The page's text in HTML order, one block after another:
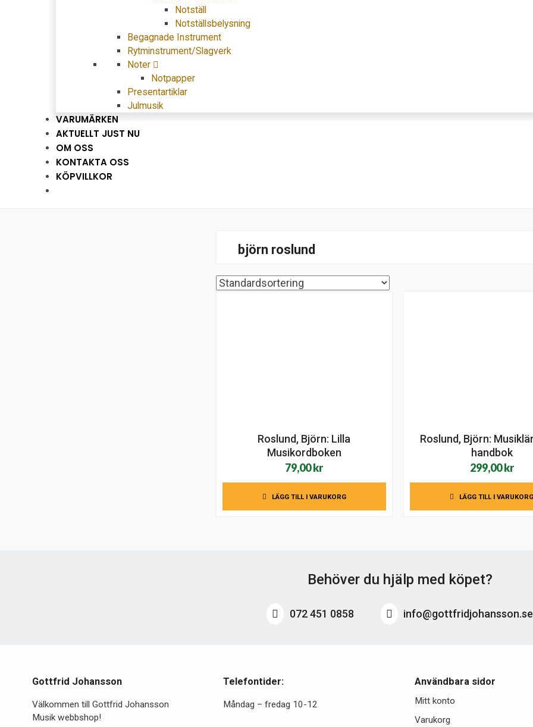
Notställ
Notställsbelysning
Begagnade Instrument
Rytminstrument/Slagverk
Noter
Notpapper
Presentartiklar
Julmusik
VARUMÄRKEN
AKTUELLT JUST NU
OM OSS
KONTAKTA OSS
KÖPVILLKOR
björn roslund
Roslund, Björn: Lilla
Musikordboken
79,00kr
LÄGG TILL I VARUKORG
Roslund, Björn:
handbok
299,00kr
LÄGG TILL I VARUKORG
Behöver du hjälp med köpet?
072 451 0858 info@gottfridjohansson.se
Gottfrid Johansson
Välkommen till Gottfrid Johansson
Musik webbshop!
Telefontider:
Måndag – fredag 10-12
Användbara sidor
Mitt konto
Varukorg